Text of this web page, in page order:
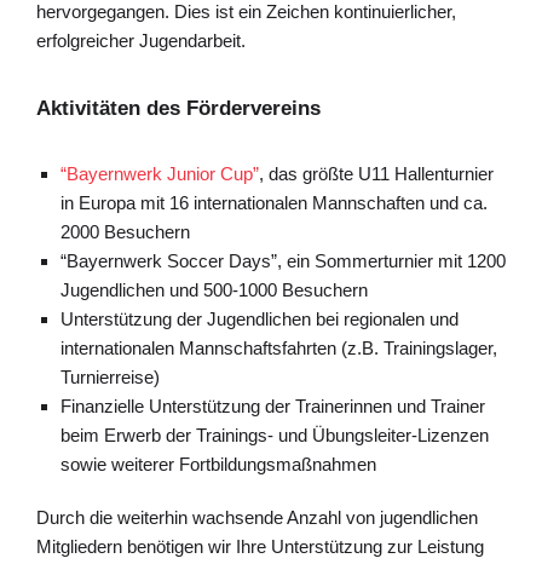
hervorgegangen. Dies ist ein Zeichen kontinuierlicher,
erfolgreicher Jugendarbeit.
Aktivitäten des Fördervereins
“Bayernwerk Junior Cup”, das größte U11 Hallenturnier
in Europa mit 16 internationalen Mannschaften und ca.
2000 Besuchern
“Bayernwerk Soccer Days”, ein Sommerturnier mit 1200
Jugendlichen und 500-1000 Besuchern
Unterstützung der Jugendlichen bei regionalen und
internationalen Mannschaftsfahrten (z.B. Trainingslager,
Turnierreise)
Finanzielle Unterstützung der Trainerinnen und Trainer
beim Erwerb der Trainings- und Übungsleiter-Lizenzen
sowie weiterer Fortbildungsmaßnahmen
Durch die weiterhin wachsende Anzahl von jugendlichen
Mitgliedern benötigen wir Ihre Unterstützung zur Leistung